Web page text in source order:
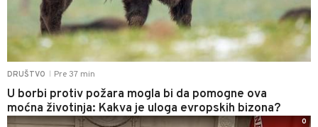
DRUŠTVO Pre 37 min
U borbi protiv požara mogla bi da pomogne ova
moćna životinja: Kakva je uloga evropskih bizona?
0